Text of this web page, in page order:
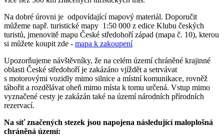
Na dobré úrovni je odpovídající mapový materiál. Doporučit
můžeme např. turistické mapy 1:50 000 z edice Klubu českých
turistů, jmenovitě mapu České středohoří západ (mapa č. 10), kterou
si můžete koupit zde - mapa k zakoupení
Upozorňujeme návštěvníky, že na celém území chráněné krajinné
oblasti České středohoří je zakázáno vjíždět a setrvávat
s motorovými vozidly mimo silnice a místní komunikace, rovněž
tábořit a rozdělávat oheň mimo místa k tomu určená. Vstup mimo
vyznačené cesty je zakázán také na území národních přírodních
rezervací.
Na síť značených stezek jsou napojena následující maloplošná
chráněná území: